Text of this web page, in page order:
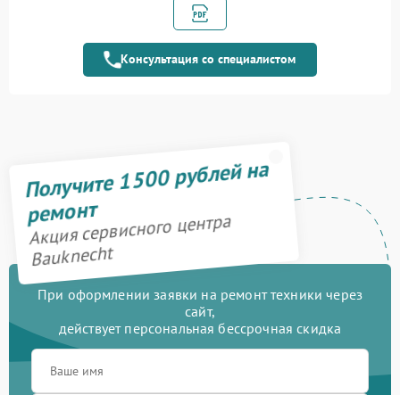
Ремонт модуля
управленияКонсультация со специалистом
Получите 1500 рублей на
ремонт
Акция сервисного центра
Bauknecht
При оформлении заявки на ремонт техники через
сайт,
действует персональная бессрочная скидка